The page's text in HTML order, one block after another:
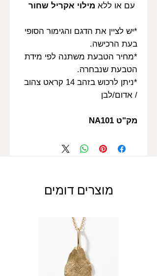
עם או ללא מילוי אקריל שחור
*יש לציין את הדגם והגימור הסופי
בעת הרכישה.
*מחיר הטבעת משתנה לפי מידת
הטבעת שנבחרה.
*ניתן לרכוש בזהב 14 קראט צהוב
/ אדום/לבן
מק"ט NA101
מוצרים דומים